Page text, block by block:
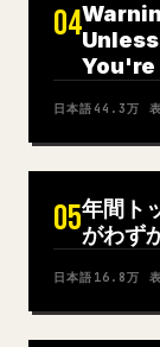
04
You're
日本語44.3万
05年間ト
がわず
日本語 16.8万